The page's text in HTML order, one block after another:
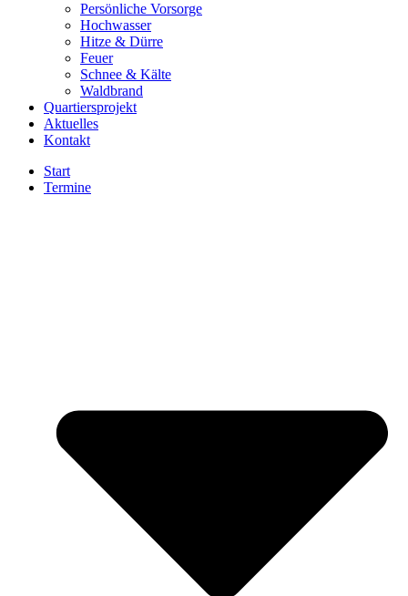
Persönliche Vorsorge
Hochwasser
Hitze & Dürre
Feuer
Schnee & Kälte
Waldbrand
Quartiersprojekt
Aktuelles
Kontakt
Start
Termine